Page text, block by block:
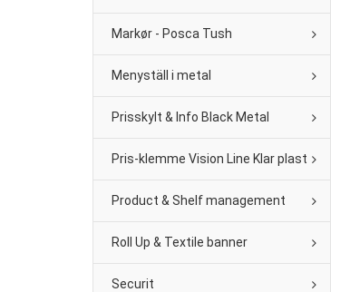
Markør - Posca Tush
Menyställ i metal
Prisskylt & Info Black Metal
Pris-klemme Vision Line Klar plast
Product & Shelf management
Roll Up & Textile banner
Securit